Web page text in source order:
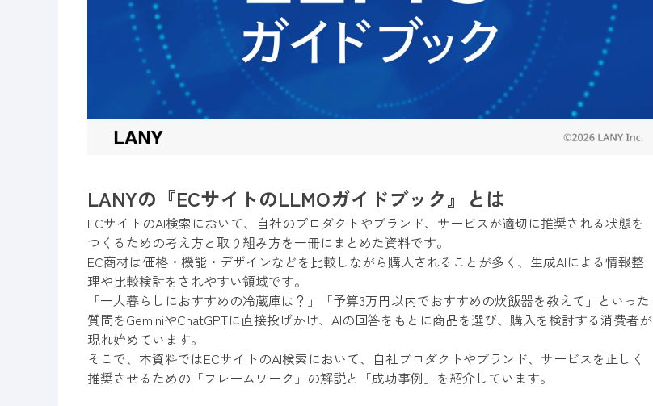
LANYの『ECサイトのLLMOガイドブック』とは
ECサイトのAI検索において、自社のプロダクトやブランド、サービスが適切に推奨される状態を
つくるための考え方と取り組み方を一冊にまとめた資料です。
EC商材は価格・機能・デザインなどを比較しながら購入されることが多く、生成AIによる情報整
理や比較検討をされやすい領域です。
「一人暮らしにおすすめの冷蔵庫は？」「予算3万円以内でおすすめの炊飯器を教えて」といった
質問をGeminiやChatGPTに直接投げかけ、AIの回答をもとに商品を選び、購入を検討する消費者が
現れ始めています。
そこで、本資料ではECサイトのAI検索において、自社プロダクトやブランド、サービスを正しく
推奨させるための「フレームワーク」の解説と「成功事例」を紹介しています。